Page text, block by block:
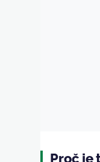
Proč je